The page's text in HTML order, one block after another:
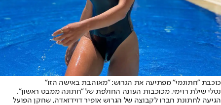
כוכבת "חתונמי" מפתיעה את הגרוש: "מאוהבת באישה הזו"
נטלי שילת רוימי, מכוכבות העונה החולפת של "חתונה ממבט ראשון",
הגיעה לחתונת חברו לקבוצה של הגרוש אופיר דוידזאדה, שחקן הפועל